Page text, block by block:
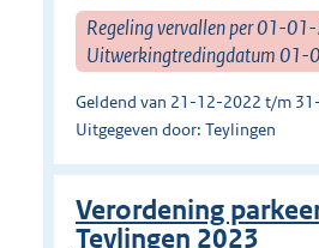
Regeling vervallen per 01-
Uitwerkingtredingdatum
Geldend van 21-12-2022 t/m
Uitgegeven door: Teylingen
Verordening
Teylingen 2023